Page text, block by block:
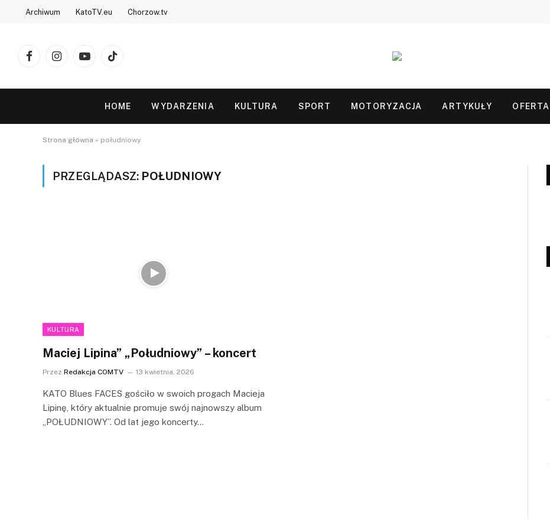
Archiwum KatoTV.eu Chorzow.tv
FacebookInstagramYouTubeTikTok
HOME WYDARZENIA KULTURA SPORT MOTORYZACJA ARTYKUŁY OFERTA
Strona główna » południowy
PRZEGLĄDASZ: POŁUDNIOWY
KULTURA
Maciej Lipina” „Południowy” – koncert
Przez Redakcja COMTV 13 kwietnia, 2026
KATO Blues FACES gościło w swoich progach Macieja
Lipinę, który aktualnie promuje swój najnowszy album
„POŁUDNIOWY”. Od lat jego koncerty…